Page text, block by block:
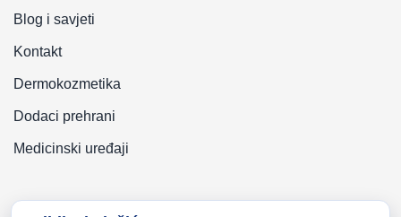
Blog i savjeti
Kontakt
Dermokozmetika
Dodaci prehrani
Medicinski uređaji